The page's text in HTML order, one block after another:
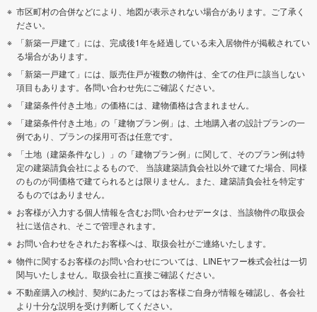
市区町村の合併などにより、地図が表示されない場合があります。ご了承く
ださい。
「新築一戸建て」には、完成後1年を経過している未入居物件が掲載されてい
る場合があります。
「新築一戸建て」には、販売住戸が複数の物件は、全ての住戸に該当しない
項目もあります。各問い合わせ先にご確認ください。
「建築条件付き土地」の価格には、建物価格は含まれません。
「建築条件付き土地」の「建物プラン例」は、土地購入者の設計プランの一
例であり、プランの採用可否は任意です。
「土地（建築条件なし）」の「建物プラン例」に関して、そのプラン例は特
定の建築請負会社によるもので、 当該建築請負会社以外で建てた場合、同様
のものが同価格で建てられるとは限りません。また、建築請負会社を特定す
るものではありません。
お客様が入力する個人情報を含むお問い合わせデータは、当該物件の取扱会
社に送信され、そこで管理されます。
お問い合わせをされたお客様へは、取扱会社がご連絡いたします。
物件に関するお客様のお問い合わせについては、LINEヤフー株式会社は一切
関与いたしません。取扱会社に直接ご確認ください。
不動産購入の検討、契約にあたってはお客様ご自身が情報を確認し、各会社
より十分な説明を受け判断してください。